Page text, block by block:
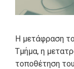
Η μετάφραση
Τμήμα, η
τοποθέτηση